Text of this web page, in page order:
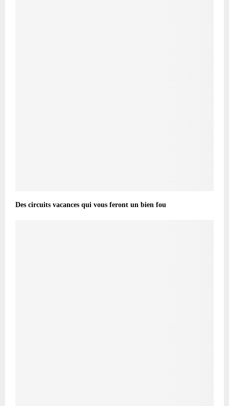
Des circuits vacances qui vous feront un bien fou